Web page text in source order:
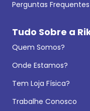
Perguntas Frequentes
Tudo Sobre a
Quem Somos?
Onde Estamos?
Tem Loja Física?
Trabalhe Conosco